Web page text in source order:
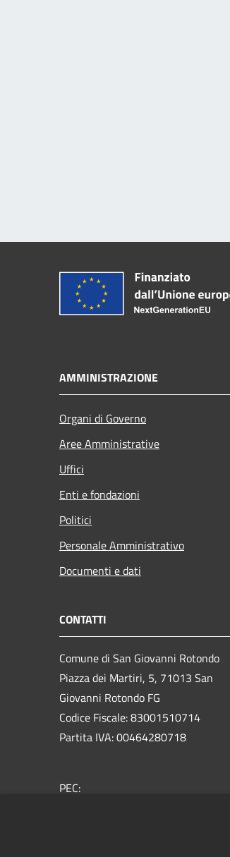
AMMINISTRAZIONE
Organi di Governo
Aree Amministrative
Uffici
Enti e fondazioni
Politici
Personale Amministrativo
Documenti e dati
CONTATTI
Comune di San Giovanni Rotondo
Piazza dei Martiri, 5, 71013 San
Giovanni Rotondo FG
Codice Fiscale: 83001510714
Partita IVA: 00464280718
PEC: